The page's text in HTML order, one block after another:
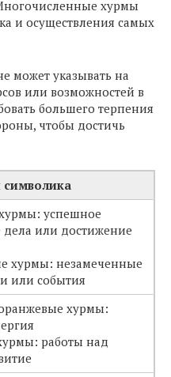
хурмы
и осуществления самых
может указывать на
или возможностей в
большего терпения
чтобы достичь
символика
успешное
дела или достижение
хурмы: незамеченные
или события
хурмы:
работы над